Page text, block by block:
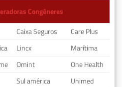
Congêneres
Caixa Seguros
Care Plus
Lincx
Marítima
Omint
One Health
Sul américa Unimed